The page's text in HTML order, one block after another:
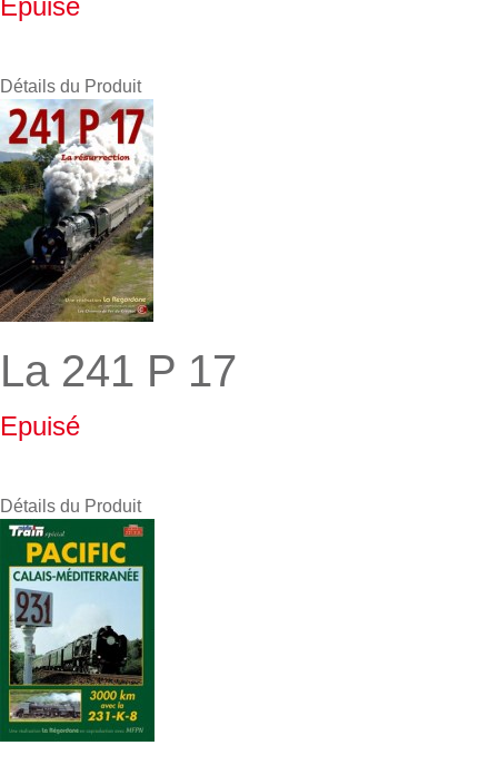
Epuisé
Détails du Produit
La 241 P 17
Epuisé
Détails du Produit